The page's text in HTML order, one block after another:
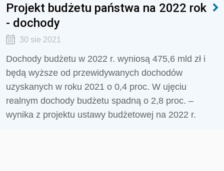
Projekt budżetu państwa na 2022 rok
- dochody
30 sie 2021
Dochody budżetu w 2022 r. wyniosą 475,6 mld zł i
będą wyższe od przewidywanych dochodów
uzyskanych w roku 2021 o 0,4 proc. W ujęciu
realnym dochody budżetu spadną o 2,8 proc. –
wynika z projektu ustawy budżetowej na 2022 r.